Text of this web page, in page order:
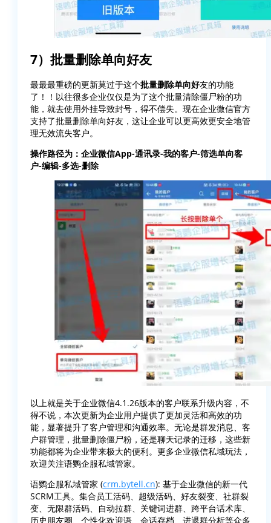
7）批量删除单向好友
最最最重磅的更新莫过于这个批量删除单向好友的功能
了！！以往很多企业仅仅是为了这个批量清除僵尸粉的功
能，就去使用外挂导致封号，得不偿失。现在企业微信官方
支持了批量删除单向好友，这让企业可以更高效更安全地管
理无效流失客户。
操作路径为：企业微信App-通讯录-我的客户-筛选单向客
户-编辑-多选-删除
以上就是关于企业微信4.1.26版本的客户联系升级内容，不
得不说，本次更新为企业用户提供了更加灵活和高效的功
能，显著提升了客户管理和沟通效率。无论是群发消息、客
户群管理，批量删除僵尸粉，还是聊天记录的迁移，这些新
功能都将为企业带来极大的便利。更多企业微信私域玩法，
欢迎关注语鹦企服私域管家。
语鹦企服私域管家 (crm.bytell.cn): 基于企业微信的新一代
SCRM工具。集合员工活码、超级活码、好友裂变、社群裂
变、无限群活码、自动拉群、关键词进群、跨平台话术库、
历史朋友圈、个性化欢迎语、会话存档、进退群分析等众多